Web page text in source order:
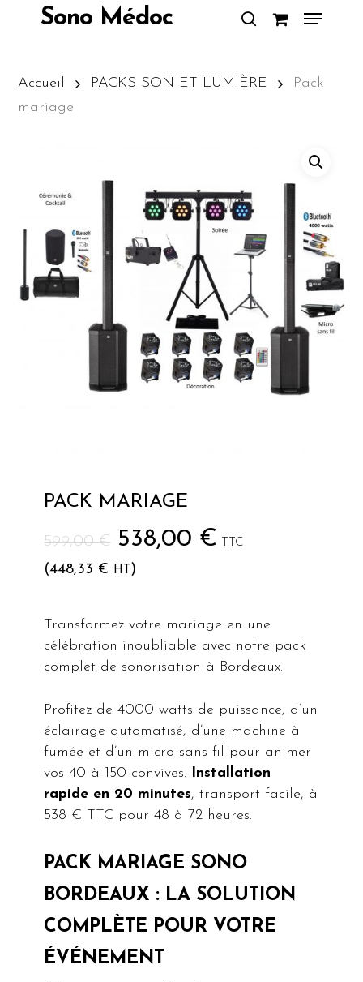
content
Sono Médoc Menu
Accueil PACKS SON ET LUMIÈRE
Pack
mariage
PACK MARIAGE
599,00€ Le
prix
599,00 €.
538,00 € Le
538,00 €.
TTC
(448,33 € HT )
Transformez votre mariage en une
célébration inoubliable avec notre pack
complet de sonorisation à Bordeaux.
Profitez de 4000 watts de puissance, d’un
éclairage automatisé, d’une machine à
fumée et d’un micro sans fil pour animer
vos 40 à 150 convives. Installation
rapide en 20 minutes, transport facile, à
538 € TTC pour 48 à 72 heures.
PACK MARIAGE SONO
BORDEAUX : LA SOLUTION
COMPLÈTE POUR VOTRE
ÉVÉNEMENT